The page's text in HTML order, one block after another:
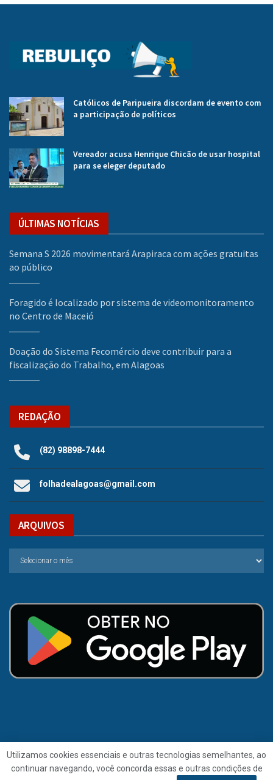
Católicos de Paripueira discordam de evento com
a participação de políticos
Vereador acusa Henrique Chicão de usar hospital
para se eleger deputado
ÚLTIMAS NOTÍCIAS
Semana S 2026 movimentará Arapiraca com ações gratuitas
ao público
Foragido é localizado por sistema de videomonitoramento
no Centro de Maceió
Doação do Sistema Fecomércio deve contribuir para a
fiscalização do Trabalho, em Alagoas
REDAÇÃO
(82) 98898-7444
folhadealagoas@gmail.com
ARQUIVOS
Utilizamos cookies essenciais e outras tecnologias semelhantes, ao
continuar navegando, você concorda essas e outras condições de